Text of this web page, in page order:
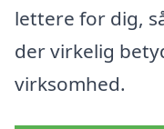
lettere for dig,
der virkelig
virksomhed.